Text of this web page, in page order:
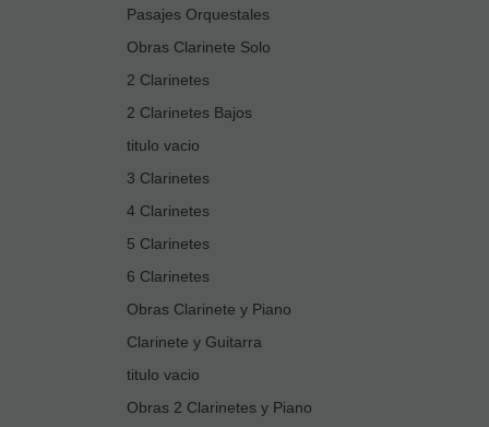
Pasajes Orquestales
Obras Clarinete Solo
2 Clarinetes
2 Clarinetes Bajos
titulo vacio
3 Clarinetes
4 Clarinetes
5 Clarinetes
6 Clarinetes
Obras Clarinete y Piano
Clarinete y Guitarra
titulo vacio
Obras 2 Clarinetes y Piano